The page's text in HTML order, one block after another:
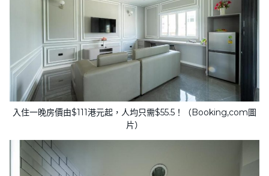
入住一晚房價由$111港元起，人均只需$55.5！（Booking,com圖
片）